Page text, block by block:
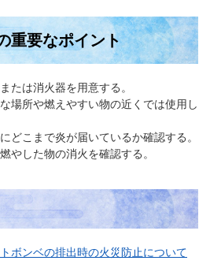
重要なポイント
たは消火器を用意する。
場所や燃えやすい物の近くでは使用し
どこまで炎が届いているか確認する。
やした物の消火を確認する。
ボンベの排出時の火災防止について